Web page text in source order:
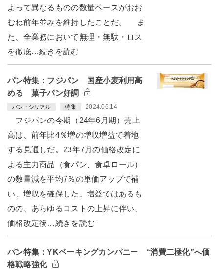
よって異なるものの数量ベースがおお
むね前年並みを維持したことだ。 ま
た、全業務において無理・無駄・ロス
を徹底…続きを読む
パン特集：フジパン 国産小麦利用高
める 菓子パン好調
パン・シリアル 特集 2024.06.14
フジパンの今期（24年6月期）売上
高は、前年比4％増の増収増益で着地
する見通しだ。23年7月の価格改定に
よる主力商品（食パン、食卓ロール）
の数量減を平均7％の単価アップで補
い、増収を確保した。増益ではあるも
のの、あらゆるコストの上昇に伴い、
価格改定後…続きを読む
パン特集：YKベーキングカンパニー “消費二極化”へ価
格戦略強化